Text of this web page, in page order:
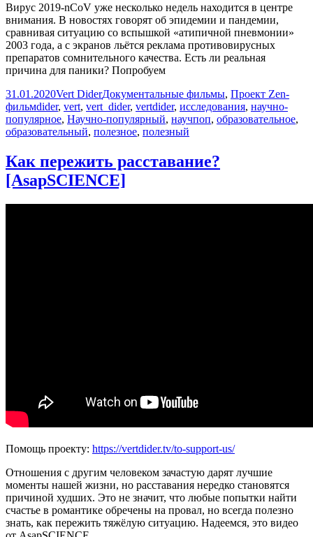
Вирус 2019-nCoV уже несколько недель находится в центре
внимания. В новостях говорят об эпидемии и пандемии,
сравнивая ситуацию со вспышкой «атипичной пневмонии»
2003 года, а с экранов льётся реклама противовирусных
препаратов сомнительного качества. Есть ли реальная
причина для паники? Попробуем
Опубликовано
31.01.2020Автор
Vert DiderРубрики
Документальные фильмы, Проект Zen-
фильмМетки
dider, vert, vert_dider, vertdider, исследования, научно-
популярное, Научно-популярный, научпоп, образовательное,
образовательный, полезное, полезный
Как пережить расставание?
[AsapSCIENCE]
Помощь проекту: https://vertdider.tv/to-support-us/
Отношения с другим человеком зачастую дарят лучшие
моменты нашей жизни, но расставания нередко становятся
причиной худших. Это не значит, что любые попытки найти
счастье в романтике обречены на провал, но всегда полезно
знать, как пережить тяжёлую ситуацию. Надеемся, это видео